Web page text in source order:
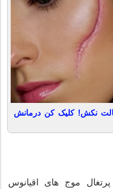
نکش! کلیک کن درمانش
موج های اقیانوس